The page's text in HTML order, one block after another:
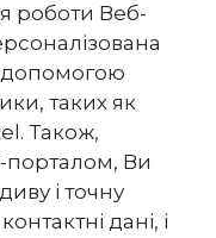
роботи Веб-
допомогою
таких як
Також,
Ви
і точну
дані, і